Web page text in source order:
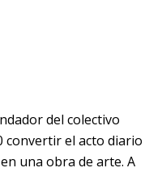
del colectivo
convertir el acto diario
una obra de arte. A